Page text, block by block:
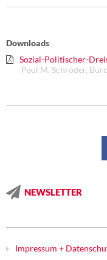
Downloads
Sozial-Politischer-
Paul M. Schröder,
NEWSLETTER
Impressum +